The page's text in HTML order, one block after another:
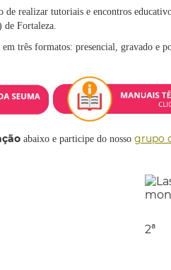
realizar tutoriais e encontros
Fortaleza.
três formatos: presencial, gravado e
abaixo e participe do nosso grupo
2ª